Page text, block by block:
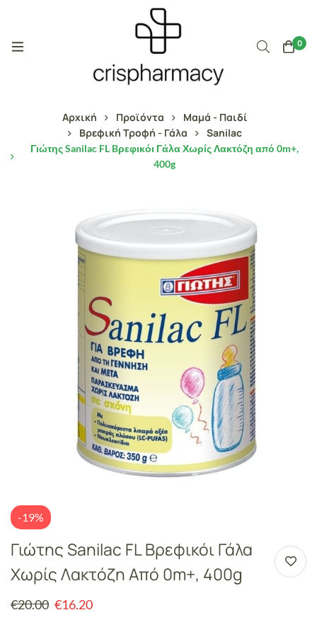
0
Αρχική Προϊόντα
Μαμά - Παιδί
Βρεφική Τροφή - Γάλα
Sanilac
Γιώτης Sanilac FL Bρεφικόι Γάλα Χωρίς Λακτόζη από 0m+,
400g
-19%
Γιώτης Sanilac FL Bρεφικόι Γάλα
Χωρίς Λακτόζη Από 0m+, 400g
€20.00 €16.20